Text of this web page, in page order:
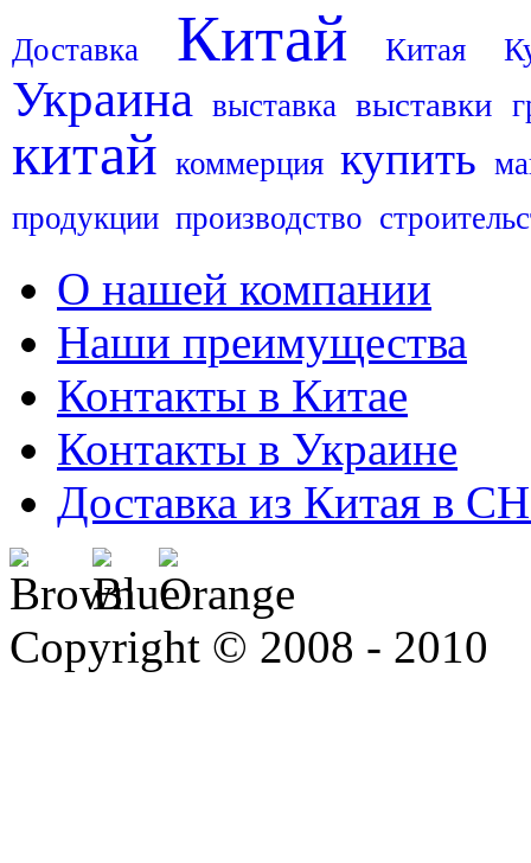
Доставка Китай Китая
Украина выставка выставки
китай коммерция купить
продукции производство
О нашей компании
Наши преимущества
Контакты в Китае
Контакты в Украине
Доставка из Китая в
Copyright © 2008 - 2010